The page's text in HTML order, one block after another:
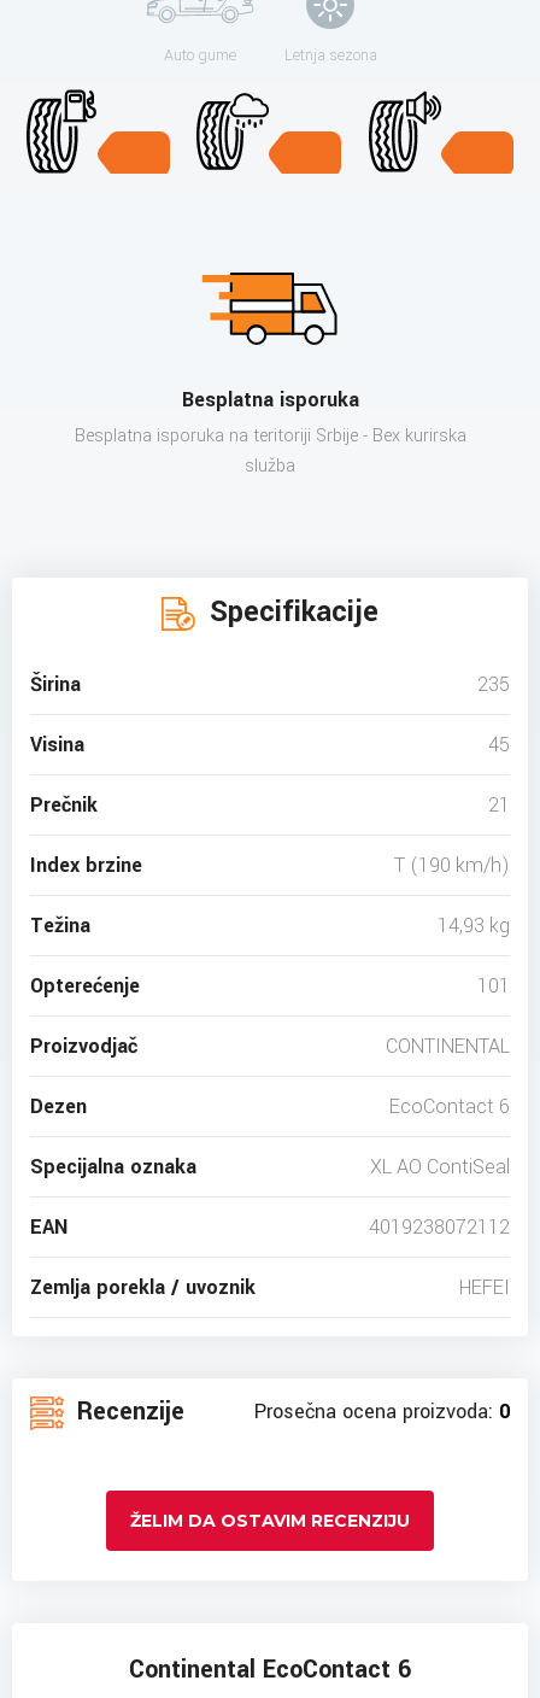
Auto gume Letnja sezona
Besplatna isporuka
Besplatna isporuka na teritoriji Srbije - Bex kurirska
služba
Specifikacije
Širina 235
Visina 45
Prečnik 21
Index brzine T (190 km/h)
Težina 14,93 kg
Opterećenje 101
Proizvodjač CONTINENTAL
Dezen EcoContact 6
Specijalna oznaka XL AO ContiSeal
EAN 4019238072112
Zemlja porekla / uvoznik HEFEI
Recenzije Prosečna ocena proizvoda: 0
ŽELIM DA OSTAVIM RECENZIJU
Continental EcoContact 6